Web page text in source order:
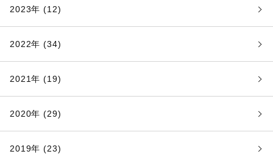
2023年 (12)
2022年 (34)
2021年 (19)
2020年 (29)
2019年 (23)